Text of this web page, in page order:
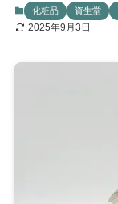
化粧品 資生堂
2025年9月3日